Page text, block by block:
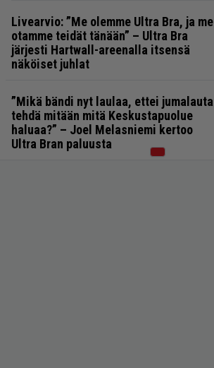
Livearvio: ”Me olemme Ultra Bra, ja me
otamme teidät tänään” – Ultra Bra
järjesti Hartwall-areenalla itsensä
näköiset juhlat
”Mikä bändi nyt laulaa, ettei jumalauta
tehdä mitään mitä Keskustapuolue
haluaa?” – Joel Melasniemi kertoo
Ultra Bran paluusta